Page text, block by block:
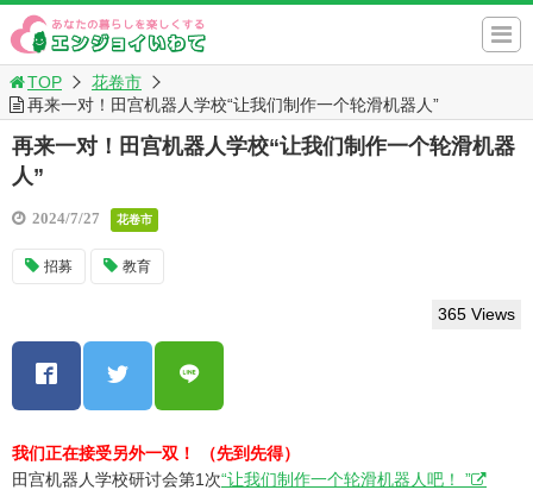
TOP
花卷市
再来一对！田宫机器人学校“让我们制作一个轮滑机器人”
再来一对！田宫机器人学校“让我们制作一个轮滑机器
人”
2024/7/27 花卷市
招募 教育
365 Views
我们正在接受另外一双！ （先到先得）
田宫机器人学校研讨会第1次“让我们制作一个轮滑机器人吧！ ”